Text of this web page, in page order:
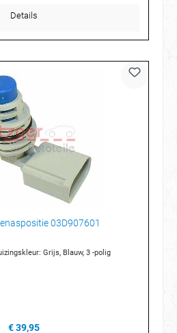
Details
03D907601
Geluidsensor, Behuizingskleur: Grijs, Blauw, 3 -polig
€ 39,95